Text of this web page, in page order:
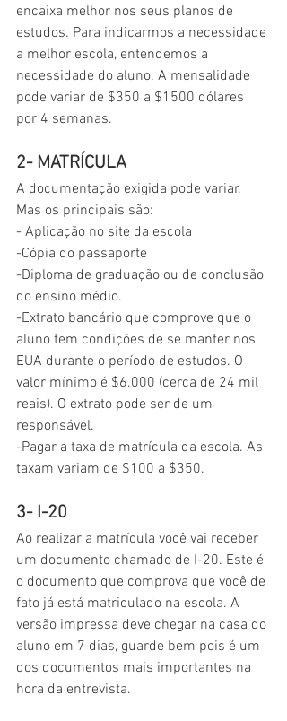
encaixa melhor nos seus planos de
estudos. Para indicarmos a necessidade
a melhor escola, entendemos a
necessidade do aluno. A mensalidade
pode variar de $350 a $1500 dólares
por 4 semanas.
2- MATRÍCULA
A documentação exigida pode variar.
Mas os principais são:
- Aplicação no site da escola
-Cópia do passaporte
-Diploma de graduação ou de conclusão
do ensino médio.
-Extrato bancário que comprove que o
aluno tem condições de se manter nos
EUA durante o período de estudos. O
valor mínimo é $6.000 (cerca de 24 mil
reais). O extrato pode ser de um
responsável.
-Pagar a taxa de matrícula da escola. As
taxam variam de $100 a $350.
3- I-20
Ao realizar a matrícula você vai receber
um documento chamado de I-20. Este é
o documento que comprova que você de
fato já está matriculado na escola. A
versão impressa deve chegar na casa do
aluno em 7 dias, guarde bem pois é um
dos documentos mais importantes na
hora da entrevista.